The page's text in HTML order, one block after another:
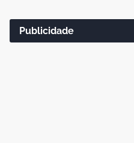
Publicidade